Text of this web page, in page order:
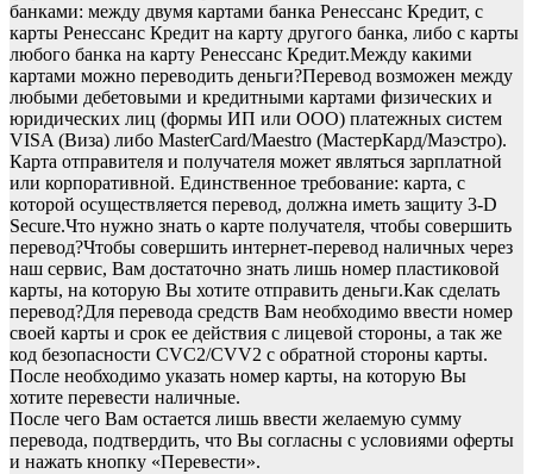
банками: между двумя картами банка Ренессанс Кредит, с
карты Ренессанс Кредит на карту другого банка, либо с карты
любого банка на карту Ренессанс Кредит.Между какими
картами можно переводить деньги?Перевод возможен между
любыми дебетовыми и кредитными картами физических и
юридических лиц (формы ИП или ООО) платежных систем
VISA (Виза) либо MasterCard/Maestro (МастерКард/Маэстро).
Карта отправителя и получателя может являться зарплатной
или корпоративной. Единственное требование: карта, с
которой осуществляется перевод, должна иметь защиту 3-D
Secure.Что нужно знать о карте получателя, чтобы совершить
перевод?Чтобы совершить интернет-перевод наличных через
наш сервис, Вам достаточно знать лишь номер пластиковой
карты, на которую Вы хотите отправить деньги.Как сделать
перевод?Для перевода средств Вам необходимо ввести номер
своей карты и срок ее действия с лицевой стороны, а так же
код безопасности CVC2/СVV2 с обратной стороны карты.
После необходимо указать номер карты, на которую Вы
хотите перевести наличные.
После чего Вам остается лишь ввести желаемую сумму
перевода, подтвердить, что Вы согласны с условиями оферты
и нажать кнопку «Перевести».